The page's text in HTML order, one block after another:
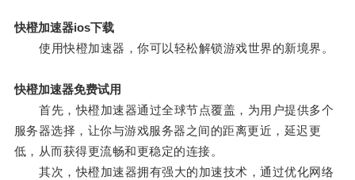
快橙加速器ios下载
使用快橙加速器，你可以轻松解锁游戏世界的新境界。
快橙加速器免费试用
首先，快橙加速器通过全球节点覆盖，为用户提供多个
服务器选择，让你与游戏服务器之间的距离更近，延迟更
低，从而获得更流畅和更稳定的连接。
其次，快橙加速器拥有强大的加速技术，通过优化网络